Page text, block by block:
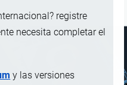
registre
necesita completar el
y las versiones